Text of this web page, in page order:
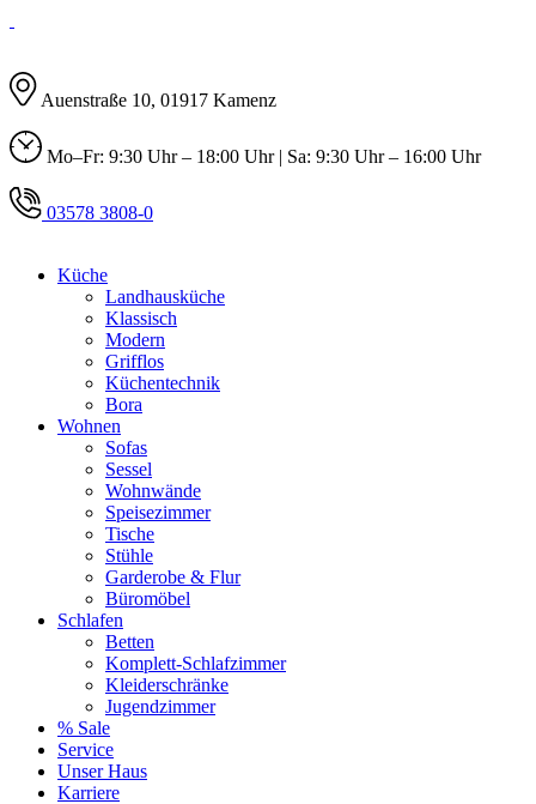
Auenstraße 10, 01917 Kamenz
Mo–Fr: 9:30 Uhr – 18:00 Uhr | Sa: 9:30 Uhr – 16:00 Uhr
03578 3808-0
Küche
Landhausküche
Klassisch
Modern
Grifflos
Küchentechnik
Bora
Wohnen
Sofas
Sessel
Wohnwände
Speisezimmer
Tische
Stühle
Garderobe & Flur
Büromöbel
Schlafen
Betten
Komplett-Schlafzimmer
Kleiderschränke
Jugendzimmer
% Sale
Service
Unser Haus
Karriere